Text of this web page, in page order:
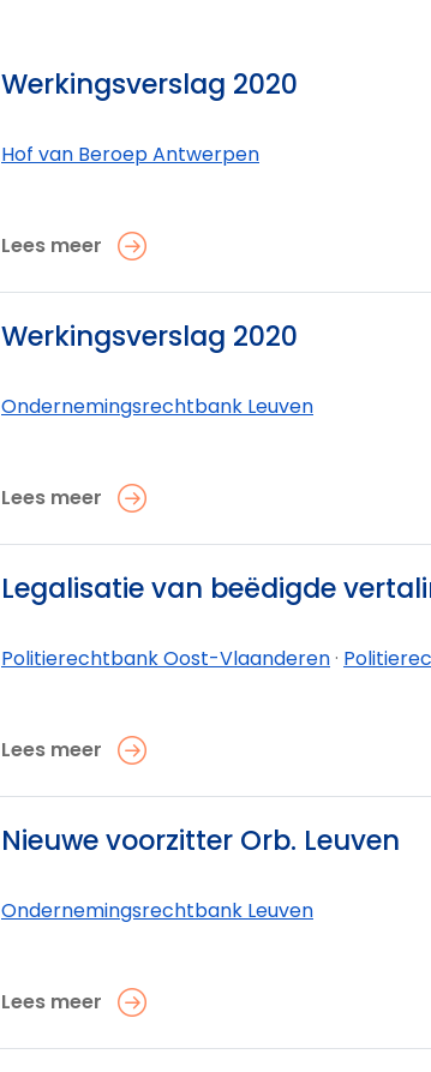
Werkingsverslag 2020
Hof van Beroep Antwerpen
Lees meer
Werkingsverslag 2020
Ondernemings­rechtbank Leuven
Lees meer
Legalisatie van beëdigde
Politierechtbank Oost-Vlaanderen·
Lees meer
Nieuwe voorzitter Orb. Leuven
Ondernemings­rechtbank Leuven
Lees meer